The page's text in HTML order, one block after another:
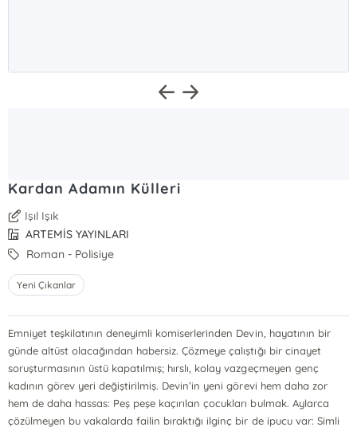
Kardan Adamın Külleri
Işıl Işık
ARTEMİS YAYINLARI
Roman - Polisiye
Yeni Çıkanlar
Emniyet teşkilatının deneyimli komiserlerinden Devin, hayatının bir
günde altüst olacağından habersiz. Çözmeye çalıştığı bir cinayet
soruşturmasının üstü kapatılmış; hırslı, kolay vazgeçmeyen genç
kadının görev yeri değiştirilmiş. Devin’in yeni görevi hem daha zor
hem de daha hassas: Peş peşe kaçırılan çocukları bulmak. Aylarca
çözülmeyen bu vakalarda failin bıraktığı ilginç bir de ipucu var: Simli